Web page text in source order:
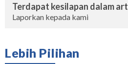
Terdapat kesilapan dalam
Laporkan kepada kami
Lebih Pilihan